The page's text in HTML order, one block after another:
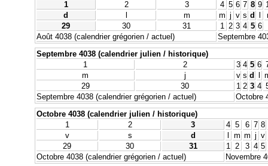
1
2 3 4 5 6 7 8 9
d
m m j v s d
29
30 31 1 2 3 4 5 6
Août 4038 (calendrier grégorien / actuel)
Septembre
Septembre 4038 (calendrier julien / historique)
1
2 3 4 5 6
m
j v s d
29
30 1 2 3 4
Septembre 4038 (calendrier grégorien / actuel)
Octobre
Octobre 4038 (calendrier julien / historique)
1
2 3 4 5 6 7 8
v
s d m m j v
29
30 31 1 2 3 4 5
Octobre 4038 (calendrier grégorien / actuel)
Novembre